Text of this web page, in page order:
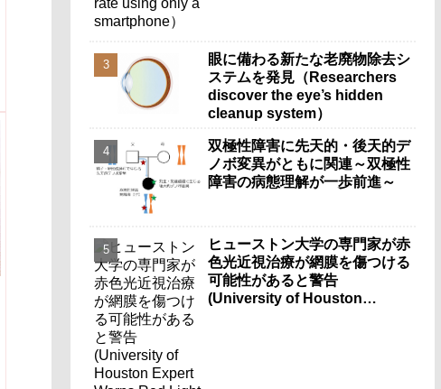
眼に備わる新たな老廃物除去シ
ステムを発見（Researchers
discover the eye’s hidden
cleanup system）
双極性障害に先天的・後天的デ
ノボ変異がともに関連～双極性
障害の病態理解が一歩前進～
ヒューストン大学の専門家が赤
色光近視治療が網膜を傷つける
可能性があると警告
(University of Houston